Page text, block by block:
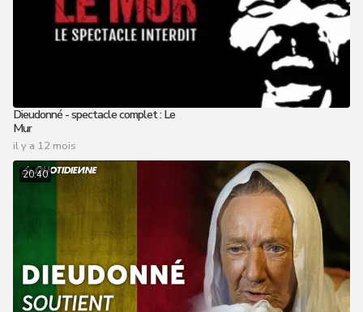
Dieudonné - spectacle complet : Le
Mur
il y a 12 mois
20:40